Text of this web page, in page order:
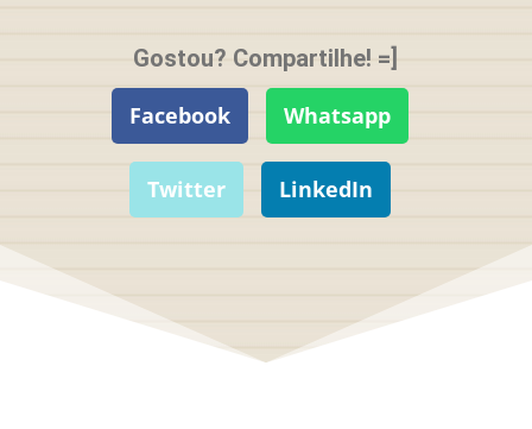
Gostou? Compartilhe! =]
Facebook
Whatsapp
Twitter LinkedIn